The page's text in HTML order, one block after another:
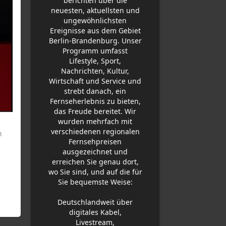
neuesten, aktuellsten und
ungewöhnlichsten
Ereignisse aus dem Gebiet
Berlin-Brandenburg. Unser
Programm umfasst
Lifestyle, Sport,
Nachrichten, Kultur,
Wirtschaft und Service und
strebt danach, ein
Fernseherlebnis zu bieten,
das Freude bereitet. Wir
wurden mehrfach mit
verschiedenen regionalen
Fernsehpreisen
ausgezeichnet und
erreichen Sie genau dort,
wo Sie sind, und auf die für
Sie bequemste Weise:
Deutschlandweit über
digitales Kabel,
Livestream,